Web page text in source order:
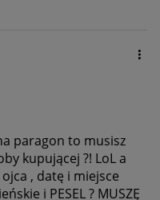
paragon to musisz
kupującej ?! LoL a
ojca , datę i miejsce
i PESEL ? MUSZĘ